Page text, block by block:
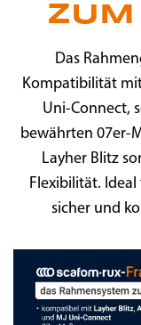
ZUM
Das
Kompatibilität
Uni-Connect,
bewährten 07er-
Layher Blitz
Flexibilität.
sicher und